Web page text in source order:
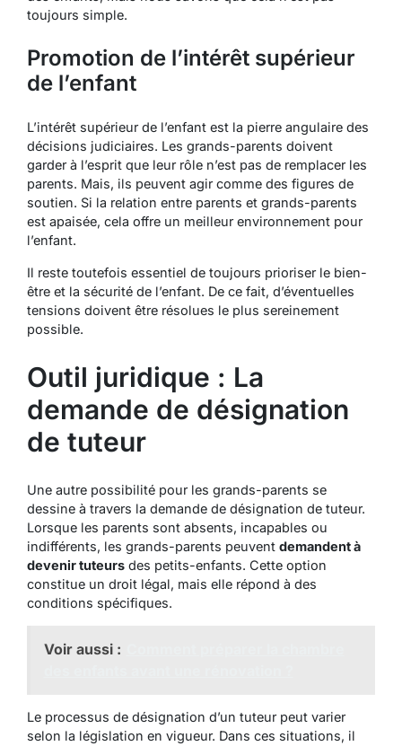
toujours simple.
Promotion de l’intérêt supérieur
de l’enfant
L’intérêt supérieur de l’enfant est la pierre angulaire des
décisions judiciaires. Les grands-parents doivent
garder à l’esprit que leur rôle n’est pas de remplacer les
parents. Mais, ils peuvent agir comme des figures de
soutien. Si la relation entre parents et grands-parents
est apaisée, cela offre un meilleur environnement pour
l’enfant.
Il reste toutefois essentiel de toujours prioriser le bien-
être et la sécurité de l’enfant. De ce fait, d’éventuelles
tensions doivent être résolues le plus sereinement
possible.
Outil juridique : La
demande de désignation
de tuteur
Une autre possibilité pour les grands-parents se
dessine à travers la demande de désignation de tuteur.
Lorsque les parents sont absents, incapables ou
indifférents, les grands-parents peuvent demandent à
devenir tuteurs des petits-enfants. Cette option
constitue un droit légal, mais elle répond à des
conditions spécifiques.
Voir aussi :
Le processus de désignation d’un tuteur peut varier
selon la législation en vigueur. Dans ces situations, il